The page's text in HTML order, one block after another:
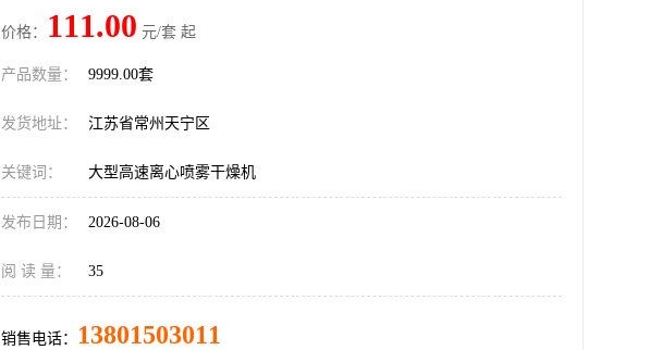
价格： 111.00 元/套 起
产品数量： 9999.00套
发货地址： 江苏省常州天宁区
关键词： 大型高速离心喷雾干燥机
发布日期： 2026-08-06
阅 读 量： 35
销售电话： 13801503011